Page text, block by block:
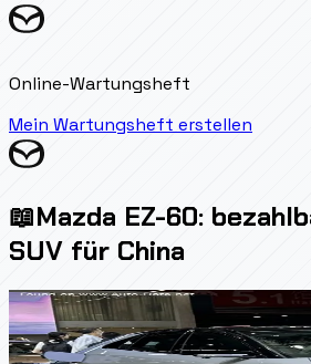
Online-Wartungsheft
Mein Wartungsheft erstellen
📖Mazda EZ-60:
SUV für China